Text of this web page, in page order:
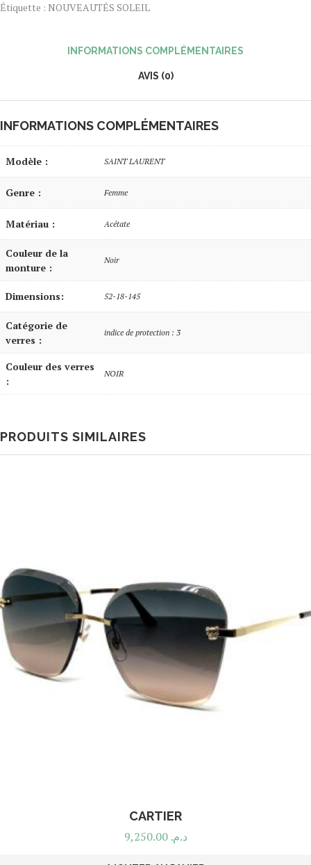
Étiquette : NOUVEAUTÉS SOLEIL
INFORMATIONS COMPLÉMENTAIRES
AVIS (0)
INFORMATIONS COMPLÉMENTAIRES
Modèle : SAINT LAURENT
Genre : Femme
Matériau : Acétate
Couleur de la
monture :
Noir
Dimensions: 52-18-145
Catégorie de
verres :
indice de protection : 3
Couleur des verres
:
NOIR
PRODUITS SIMILAIRES
CARTIER
د.م. 9,250.00